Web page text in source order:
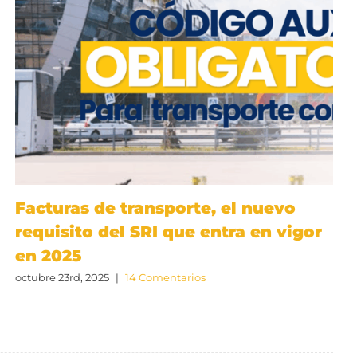
Facturas de transporte, el nuevo
requisito del SRI que entra en vigor
en 2025
octubre 23rd, 2025 | 14 Comentarios